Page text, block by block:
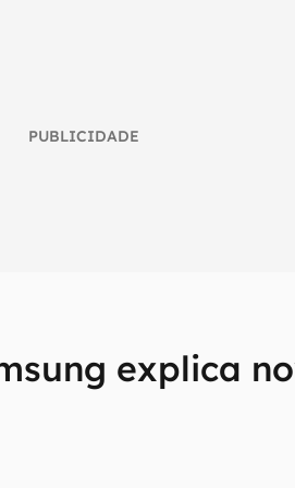
PUBLICIDADE
explica
notícias e reviews sobre tecnologia